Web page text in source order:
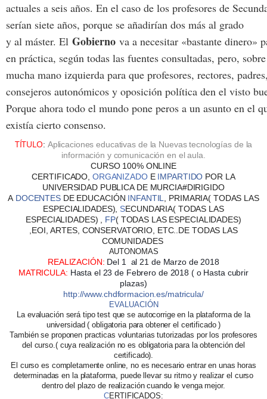
actuales a seis años. En el caso de los profesores de
serían siete años, porque se añadirían dos más al grado
y al máster. El Gobierno va a necesitar «bastante dinero»
en práctica, según todas las fuentes consultadas, pero,
mucha mano izquierda para que profesores, rectores,
consejeros autonómicos y oposición política den el visto
Porque ahora todo el mundo pone peros a un asunto en el
existía cierto consenso.
TÍTULO: Aplicaciones educativas de la Nuevas tecnologías de la
información y comunicación en el aula.
CURSO 100% ONLINE
CERTIFICADO, ORGANIZADOE IMPARTIDO POR LA
UNIVERSIDAD PUBLICA DE MURCIA#DIRIGIDO
A DOCENTES DE EDUCACIÓN INFANTIL, PRIMARIA( TODAS LAS
ESPECIALIDADES), SECUNDARIA( TODAS LAS
ESPECIALIDADES) , FP( TODAS LAS ESPECIALIDADES)
,EOI,ARTES, CONSERVATORIO, ETC..DE TODAS LAS
COMUNIDADES
AUTONOMAS
REALIZACIÓN: Del 1 al 21 de Marzo de 2018
MATRICULA: Hasta el 23 de Febrero de 2018 ( o Hasta cubrir
plazas)
http://www.chdformacion.es/matricula/
EVALUACIÓN
La evaluación será tipo test que se autocorrige en la plataforma de la
universidad ( obligatoria para obtener el certificado )
También se proponen practicas voluntarias tutorizadas por los profesores
del curso.( cuya realización no es obligatoria para la obtención del
certificado).
El curso es completamente online, no es necesario entrar en unas horas
determinadas en la plataforma, puede llevar su ritmo y realizar el curso
dentro del plazo de realización cuando le venga mejor.
CERTIFICADOS: